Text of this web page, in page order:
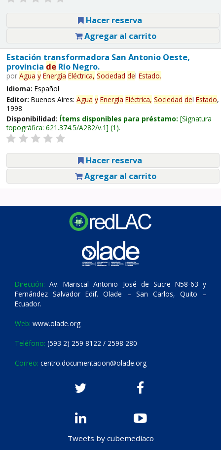
Hacer reserva
Agregar al carrito
Estación transformadora San Antonio Oeste,
provincia deRío Negro.
por Agua y Energía Eléctrica, Sociedad del Estado.
Idioma: Español
Editor: Buenos Aires: Agua y Energía Eléctrica, Sociedad del Estado,
1998
Disponibilidad: Ítems disponibles para préstamo: Signatura
topográfica: 621.374.5/A282/v.1 (1).
Hacer reserva
Agregar al carrito
Dirección: Av. Mariscal Antonio José de Sucre N58-63 y
Fernández Salvador Edif. Olade – San Carlos, Quito –
Ecuador.
Web: www.olade.org
Teléfono: (593 2) 259 8122 / 2598 280
Correo: centro.documentacion@olade.org
Tweets by cubemediaco